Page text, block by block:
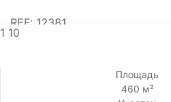
REF: 12381
1 10
Площадь
460 м²